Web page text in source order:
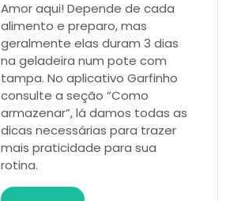
Amor aqui! Depende de cada
alimento e preparo, mas
geralmente elas duram 3 dias
na geladeira num pote com
tampa. No aplicativo Garfinho
consulte a seção “Como
armazenar”, lá damos todas as
dicas necessárias para trazer
mais praticidade para sua
rotina.